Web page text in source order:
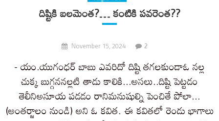
దిష్టికి బలమెంత?… కంటికి పవరెంత??
November 15, 2024 2
- యం.యుగంధర్ బాబు ఎవరిదో దిష్టి తగలకుండాఓ నల్ల
చుక్క బుగ్గననల్లటి తాడు కాలికి...అసలు..దిష్టి పెట్టడం
తెలీనిఅసూయ పడడం రానిమనుషుల్ని పెంచితే పోలా...
(అంతర్జాలం నుండి) అని ఓ కవిత. ఈ కవితలో రెండు భాగాలు